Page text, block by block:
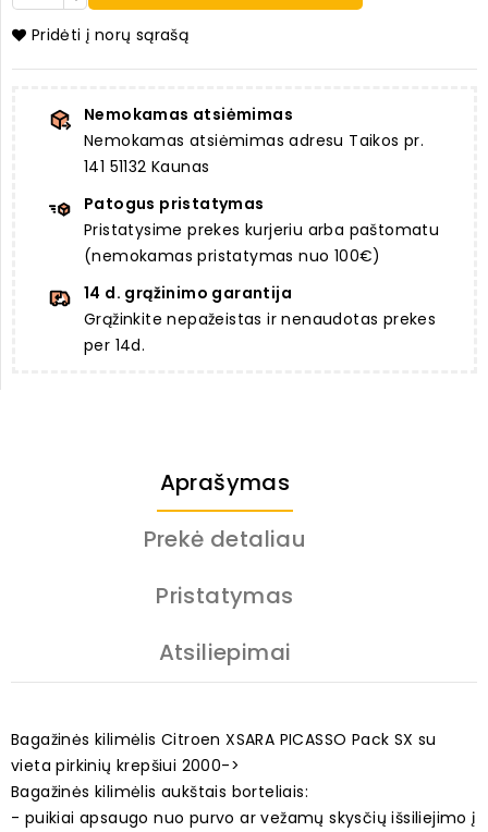
Pridėti į norų sąrašą
Nemokamas atsiėmimas
Nemokamas atsiėmimas adresu Taikos pr.
141 51132 Kaunas
Patogus pristatymas
Pristatysime prekes kurjeriu arba paštomatu
(nemokamas pristatymas nuo 100€)
14 d. grąžinimo garantija
Grąžinkite nepažeistas ir nenaudotas prekes
per 14d.
Aprašymas
Prekė detaliau
Pristatymas
Atsiliepimai
Bagažinės kilimėlis Citroen XSARA PICASSO Pack SX su
vieta pirkinių krepšiui 2000->
Bagažinės kilimėlis aukštais borteliais:
- puikiai apsaugo nuo purvo ar vežamų skysčių išsiliejimo į